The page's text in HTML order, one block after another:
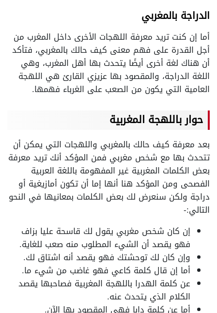
الدراجة بالمغربي
أما إن كنت تريد معرفة اللهجات الأخرى داخل المغرب من
أجل القدرة على فهم معنى كيف حالك بالمغربي، فتأكد
أن هناك لغة أخرى أيضًا يتحدث بها أهل المغرب، وهي
اللغة الدراجة، والمقصود بها عزيزي القارئ هي اللهجة
العامية التي يكون من الصعب على الغرباء فهمها.
حوار باللهجة المغربية
بعد معرفة كيف حالك بالمغربي واللهجات التي يمكن أن
تتحدث بها مع شخص مغربي فمن المؤكد أنك تريد معرفة
بعض الكلمات المغربية غير المفهومة باللغة العربية
الفصحى ومن المؤكد هنا أنها إما أن تكون أمازيغية أو
دراجة ولكن سنعرض لك بعض الكلمات بمعانيها في النحو
التالي:-
إن كان شخص مغربي يقول لك قاسحة عليا بزاف
فهو يقصد أن الشيء المطلوب منه صعب للغاية.
وإن كان لك توحشتك فهو يقصد أنه اشتاق لك.
أما إن قال كلمة كاعي فهو غاضب من شيء ما.
عن كلمة الهدرا باللهجة المغربية فصاحبها يقصد
الكلام الذي يتحدث عنه.
أما عن كلمة دابا فهي المقصود بها الآن.